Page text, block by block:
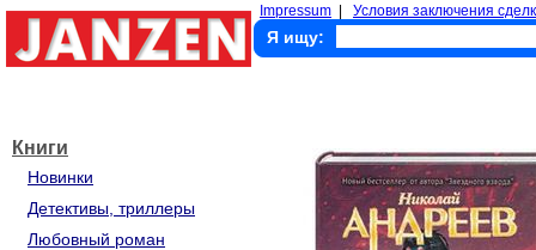
Impressum Условия заключения
Я ищу:
Книги
Новинки
Детективы, триллеры
Любовный роман